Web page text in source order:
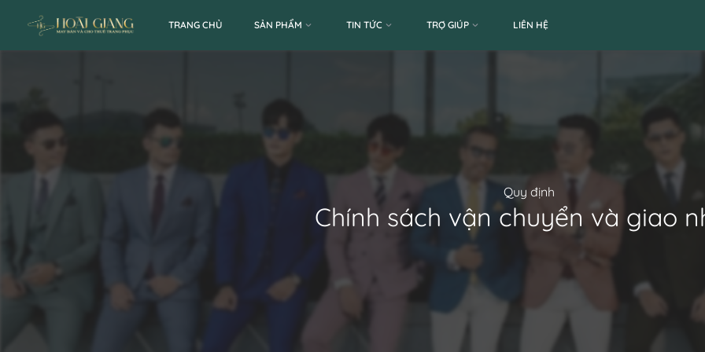
TRANG CHỦ SẢN PHẨM TIN TỨC TRỢ GIÚP LIÊN HỆ
Quy định
Chính sách vận chuyển và giao